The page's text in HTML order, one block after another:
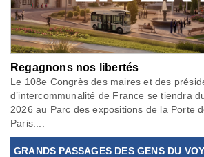
Regagnons nos libertés
Le 108e Congrès des maires et des
d’intercommunalité de France se tiendra
2026 au Parc des expositions de la Porte
Paris....
GRANDS PASSAGES DES GENS DU